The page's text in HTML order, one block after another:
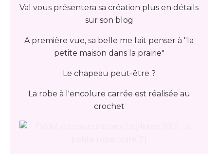
Val vous présentera sa création plus en détails
sur son blog
A première vue, sa belle me fait penser à "la
petite maison dans la prairie"
Le chapeau peut-être ?
La robe à l'encolure carrée est réalisée au
crochet